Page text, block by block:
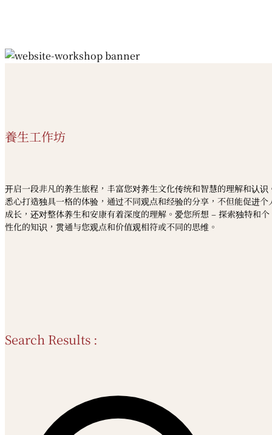
養生工作坊
开启一段非凡的养生旅程，丰富您对养生文化传统和智慧的理解和认识
悉心打造独具一格的体验，通过不同观点和经验的分享，不但能促进个
成长，还对整体养生和安康有着深度的理解。爱您所想 – 探索独特和个
性化的知识，贯通与您观点和价值观相符或不同的思维。
Search Results :